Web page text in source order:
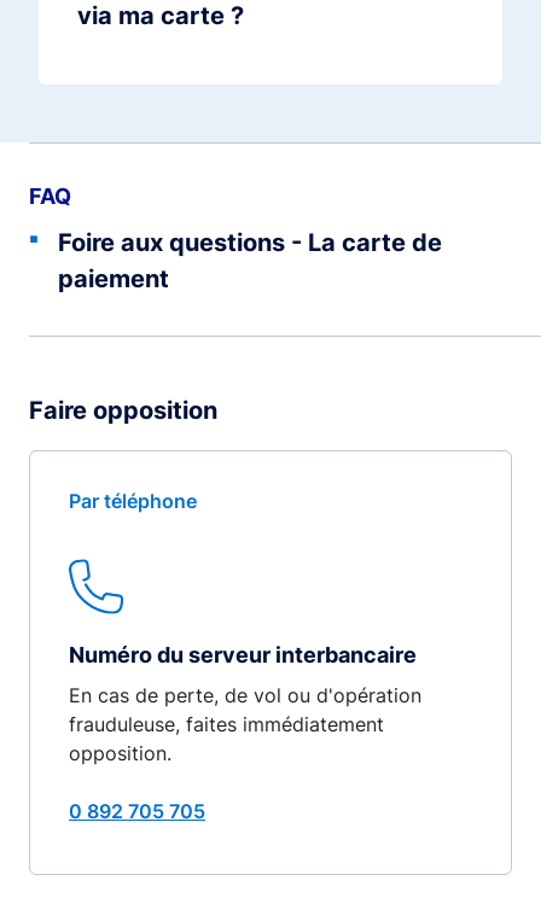
via ma carte ?
FAQ
Foire aux questions - La carte de
paiement
Faire opposition
Par téléphone
Numéro du serveur interbancaire
En cas de perte, de vol ou d'opération
frauduleuse, faites immédiatement
opposition.
0 892 705 705